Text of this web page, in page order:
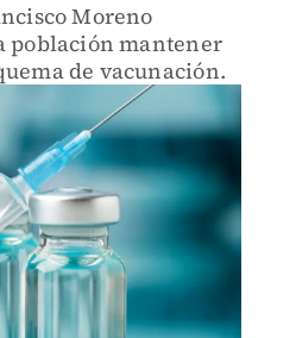
Moreno
población mantener
de vacunación.